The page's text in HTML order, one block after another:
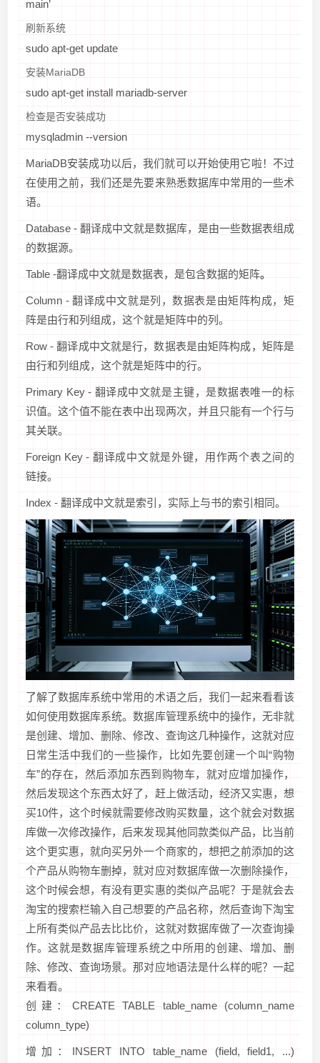
main’
刷新系统
sudo apt-get update
安装MariaDB
sudo apt-get install mariadb-server
检查是否安装成功
mysqladmin --version
MariaDB安装成功以后，我们就可以开始使用它啦！不过
在使用之前，我们还是先要来熟悉数据库中常用的一些术
语。
Database - 翻译成中文就是数据库，是由一些数据表组成
的数据源。
Table -翻译成中文就是数据表，是包含数据的矩阵。
Column - 翻译成中文就是列，数据表是由矩阵构成，矩
阵是由行和列组成，这个就是矩阵中的列。
Row - 翻译成中文就是行，数据表是由矩阵构成，矩阵是
由行和列组成，这个就是矩阵中的行。
Primary Key - 翻译成中文就是主键，是数据表唯一的标
识值。这个值不能在表中出现两次，并且只能有一个行与
其关联。
Foreign Key - 翻译成中文就是外键，用作两个表之间的
链接。
Index - 翻译成中文就是索引，实际上与书的索引相同。
了解了数据库系统中常用的术语之后，我们一起来看看该
如何使用数据库系统。数据库管理系统中的操作，无非就
是创建、增加、删除、修改、查询这几种操作，这就对应
日常生活中我们的一些操作，比如先要创建一个叫“购物
车”的存在，然后添加东西到购物车，就对应增加操作，
然后发现这个东西太好了，赶上做活动，经济又实惠，想
买10件，这个时候就需要修改购买数量，这个就会对数据
库做一次修改操作，后来发现其他同款类似产品，比当前
这个更实惠，就向买另外一个商家的，想把之前添加的这
个产品从购物车删掉，就对应对数据库做一次删除操作，
这个时候会想，有没有更实惠的类似产品呢？于是就会去
淘宝的搜索栏输入自己想要的产品名称，然后查询下淘宝
上所有类似产品去比比价，这就对数据库做了一次查询操
作。这就是数据库管理系统之中所用的创建、增加、删
除、修改、查询场景。那对应地语法是什么样的呢？一起
来看看。
创建：CREATE TABLE table_name (column_name
column_type)
增加：INSERT INTO table_name (field, field1, ...)